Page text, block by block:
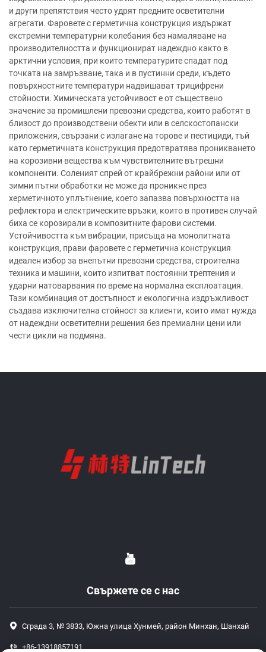
и други препятствия често удрят предните осветителни
агрегати. Фаровете с герметична конструкция издържат
екстремни температурни колебания без намаляване на
производителността и функционират надеждно както в
арктични условия, при които температурите спадат под
точката на замръзване, така и в пустинни среди, където
повърхностните температури надвишават трицифрени
стойности. Химическата устойчивост е от съществено
значение за промишлени превозни средства, които работят в
близост до производствени обекти или в селскостопански
приложения, свързани с излагане на торове и пестициди, тъй
като герметичната конструкция предотвратява проникването
на корозивни вещества към чувствителните вътрешни
компоненти. Соленият спрей от крайбрежни райони или от
зимни пътни обработки не може да проникне през
херметичното уплътнение, което запазва повърхността на
рефлектора и електрическите връзки, които в противен случай
биха се корозирали в композитните фарови системи.
Устойчивостта към вибрации, присъща на монолитната
конструкция, прави фаровете с герметична конструкция
идеален избор за внепътни превозни средства, строителна
техника и машини, които изпитват постоянни трептения и
ударни натоварвания по време на нормална експлоатация.
Тази комбинация от достъпност и екологична издръжливост
създава изключителна стойност за клиенти, които имат нужда
от надеждни осветителни решения без премиални цени или
чести цикли на подмяна.
Свържете се с нас
Сграда 3, № 3833, Южна улица Хунмей, район Минхан, Шанхай
+86-13918857191